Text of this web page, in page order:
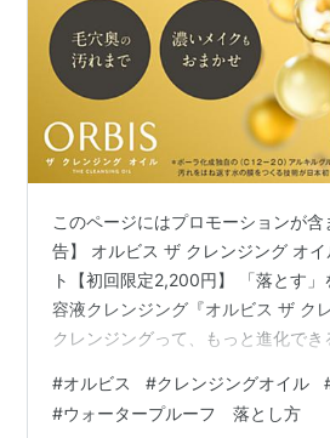
このページにはプロモーションが
告】 オルビス ザ クレンジング オ
ト【初回限定2,200円】 「落とす
容液クレンジング『オルビス ザ ク
クレンジングって、もっと進化で
ングってどれくらい真剣に選んでい
粧水にはこだわるのに、クレンジン
#オルビス #クレンジングオイル
#ウォータープルーフ 落とし方